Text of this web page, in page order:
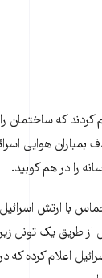
کردند که ساختمان
بمباران هوایی
را در هم کوبید.
با ارتش
طریق یک تونل
اعلام کرده که